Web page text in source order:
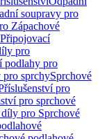
soupravy pro
Zápachové
pro
podlahy pro
sprchySprchové
pro
pro sprchové
pro Sprchové